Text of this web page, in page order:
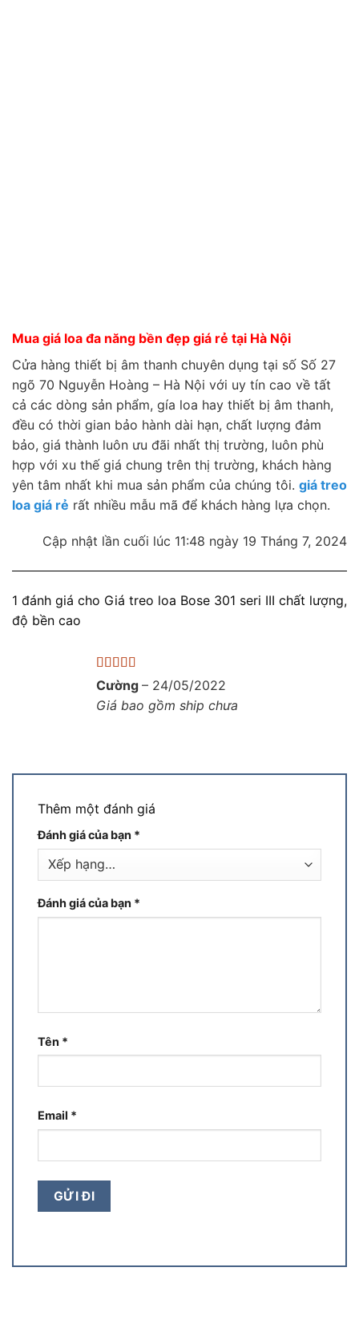
Mua giá loa đa năng bền đẹp giá rẻ tại Hà Nội
Cửa hàng thiết bị âm thanh chuyên dụng tại số Số 27
ngõ 70 Nguyễn Hoàng – Hà Nội với uy tín cao về tất
cả các dòng sản phẩm, gía loa hay thiết bị âm thanh,
đều có thời gian bảo hành dài hạn, chất lượng đảm
bảo, giá thành luôn ưu đãi nhất thị trường, luôn phù
hợp với xu thế giá chung trên thị trường, khách hàng
yên tâm nhất khi mua sản phẩm của chúng tôi. giá treo
loa giá rẻ rất nhiều mẫu mã để khách hàng lựa chọn.
Cập nhật lần cuối lúc 11:48 ngày 19 Tháng 7, 2024
1 đánh giá cho Giá treo loa Bose 301 seri III chất lượng,
độ bền cao
Được xếp
hạng55 sao
Cường – 24/05/2022
Giá bao gồm ship chưa
Thêm một đánh giá
Đánh giá của bạn *
Đánh giá của bạn *
Tên *
Email *